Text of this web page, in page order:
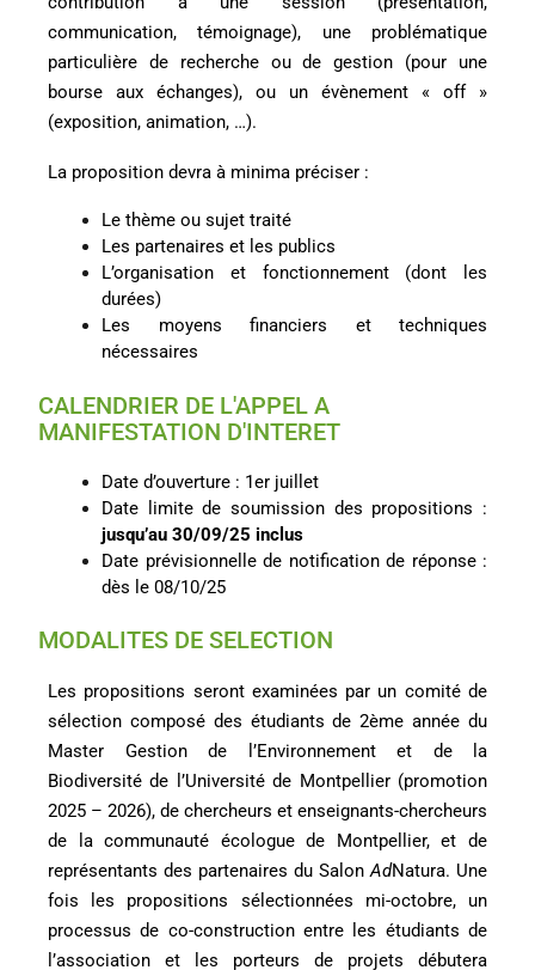
communication, témoignage), une problématique
particulière de recherche ou de gestion (pour une
bourse aux échanges), ou un évènement « off »
(exposition, animation, …).
La proposition devra à minima préciser :
Le thème ou sujet traité
Les partenaires et les publics
L’organisation et fonctionnement (dont les
durées)
Les moyens financiers et techniques
nécessaires
CALENDRIER DE L'APPEL A
MANIFESTATION D'INTERET
Date d’ouverture : 1er juillet
Date limite de soumission des propositions :
jusqu’au 30/09/25 inclus
Date prévisionnelle de notification de réponse :
dès le 08/10/25
MODALITES DE SELECTION
Les propositions seront examinées par un comité de
sélection composé des étudiants de 2ème année du
Master Gestion de l’Environnement et de la
Biodiversité de l’Université de Montpellier (promotion
2025 – 2026), de chercheurs et enseignants-chercheurs
de la communauté écologue de Montpellier, et de
représentants des partenaires du SalonAdNatura. Une
fois les propositions sélectionnées mi-octobre, un
processus de co-construction entre les étudiants de
l’association et les porteurs de projets débutera